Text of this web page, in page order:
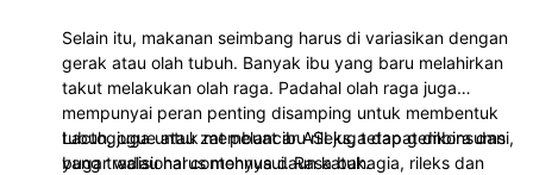
Selain itu, makanan seimbang harus di variasikan dengan
gerak atau olah tubuh. Banyak ibu yang baru melahirkan
takut melakukan olah raga. Padahal olah raga juga
mempunyai peran penting disamping untuk membentuk
tubuh, juga untuk membuat ibu rileks, tetap gembira dan
bugar walau harus menyusui. Rasa bahagia, rileks dan
Lactogogue atau zat pelancar ASI juga dapat dikonsumsi,
yang tradisional contohnya daun katuk.